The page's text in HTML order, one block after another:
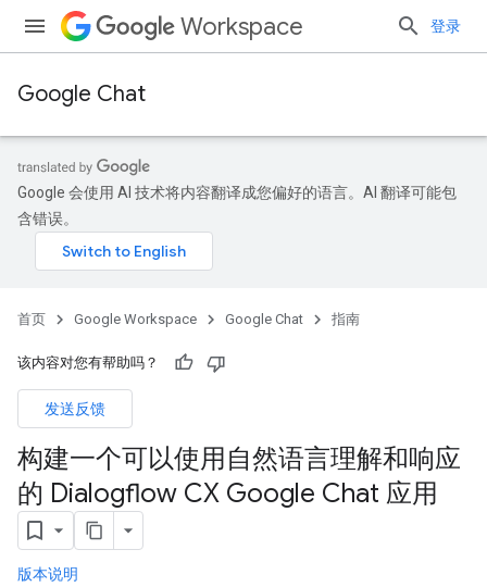
Workspace 登录
Google Chat
Google 会使用 AI 技术将内容翻译成您偏好的语言。AI 翻译可能包
含错误。
首页 Google Workspace Google Chat 指南
该内容对您有帮助吗？
发送反馈
构建一个可以使用自然语言理解和响应
的 Dialogflow CX Google Chat 应用
版本说明